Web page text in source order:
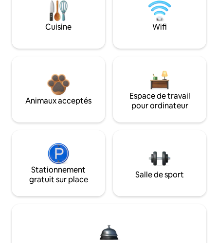
Cuisine Wifi
Animaux acceptés
Espace de travail
pour ordinateur
Stationnement
gratuit sur place
Salle de sport